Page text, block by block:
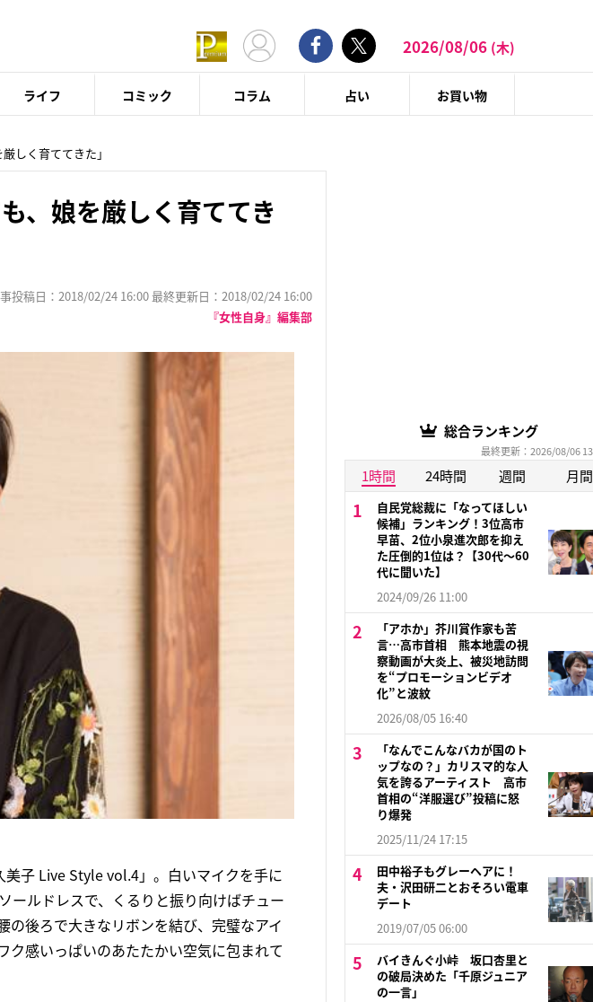
2026/08/06 (木)
ライフ コミック コラム 占い お買い物
しく育ててきた」
、娘を厳しく育ててき
投稿日：2018/02/24 16:00 最終更新日：2018/02/24 16:00
『女性自身』編集部
子 Live Style vol.4」。白いマイクを手に
ールドレスで、くるりと振り向けばチュー
後ろで大きなリボンを結び、完璧なアイ
ク感いっぱいのあたたかい空気に包まれて
総合ランキング
最終更新：2026/08/06
1時間 24時間 週間 月間
自民党総裁に「なってほしい
候補」ランキング！3位高市
早苗、2位小泉進次郎を抑え
た圧倒的1位は？【30代〜60
代に聞いた】
2024/09/26 11:00
「アホか」芥川賞作家も苦
言…高市首相 熊本地震の視
察動画が大炎上、被災地訪問
を“プロモーションビデオ
化”と波紋
2026/08/05 16:40
「なんでこんなバカが国のト
ップなの？」カリスマ的な人
気を誇るアーティスト 高市
首相の“洋服選び”投稿に怒
り爆発
2025/11/24 17:15
田中裕子もグレーヘアに！
夫・沢田研二とおそろい電車
デート
2019/07/05 06:00
バイきんぐ小峠 坂口杏里と
の破局決めた「千原ジュニア
の一言」